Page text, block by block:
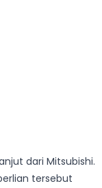
dari Mitsubishi.
tersebut